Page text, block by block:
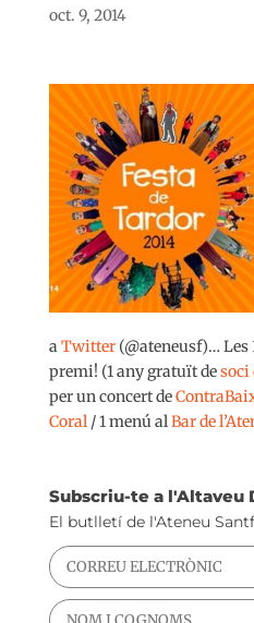
oct. 9, 2014
a Twitter(@ateneusf)… Les
premi! (1 any gratuït desoci
per un concert de
Coral/ 1 menú alBar de
Subscriu-te a l'Altaveu
El butlletí de l'Ateneu